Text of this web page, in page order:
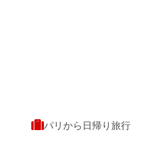
パリから日帰り旅行